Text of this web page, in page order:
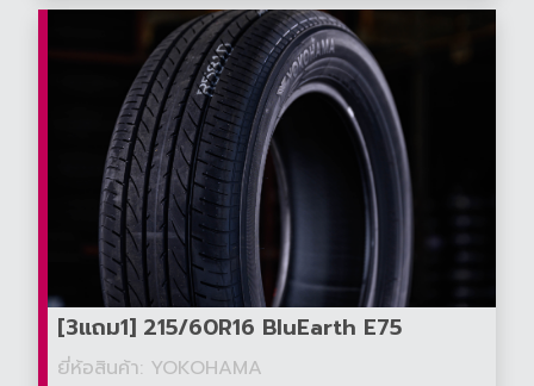
[3แถม1] 215/60R16 BluEarth E75
ยี่ห้อสินค้า: YOKOHAMA